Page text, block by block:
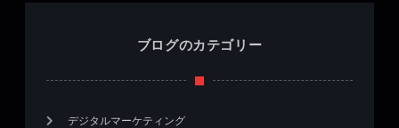
ブログのカテゴリー
デジタルマーケティング